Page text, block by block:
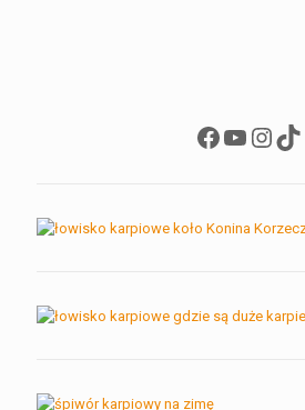
Facebook